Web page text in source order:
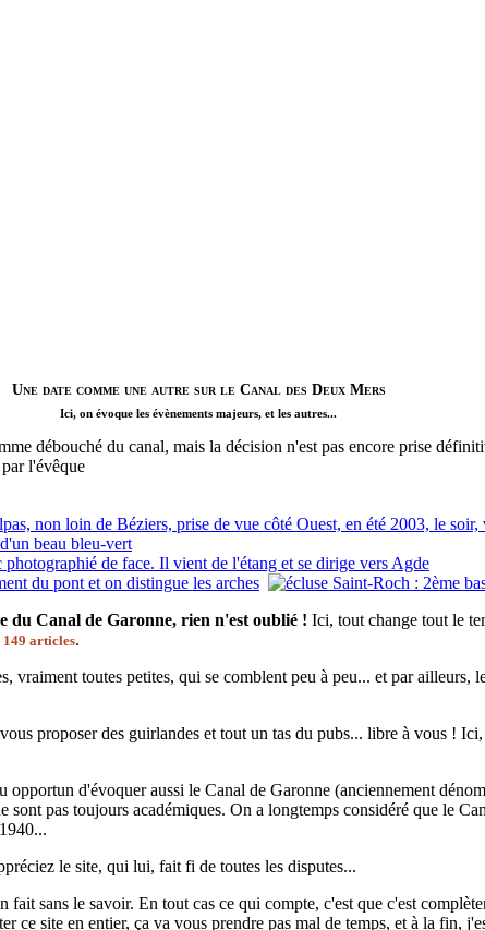
Une date comme une autre sur le Canal des Deux Mers
Ici, on évoque les évènements majeurs, et les autres...
débouché du canal, mais la décision n'est pas encore prise
l'évêque
du Canal de Garonne, rien n'est oublié ! Ici, tout change tout le
149 articles.
vraiment toutes petites, qui se comblent peu à peu... et par ailleurs,
proposer des guirlandes et tout un tas du pubs... libre à vous !
d'évoquer aussi le Canal de Garonne (anciennement
sont pas toujours académiques. On a longtemps considéré que le
le site, qui lui, fait fi de toutes les disputes...
sans le savoir. En tout cas ce qui compte, c'est que c'est
site en entier, ça va vous prendre pas mal de temps, et à la fin,